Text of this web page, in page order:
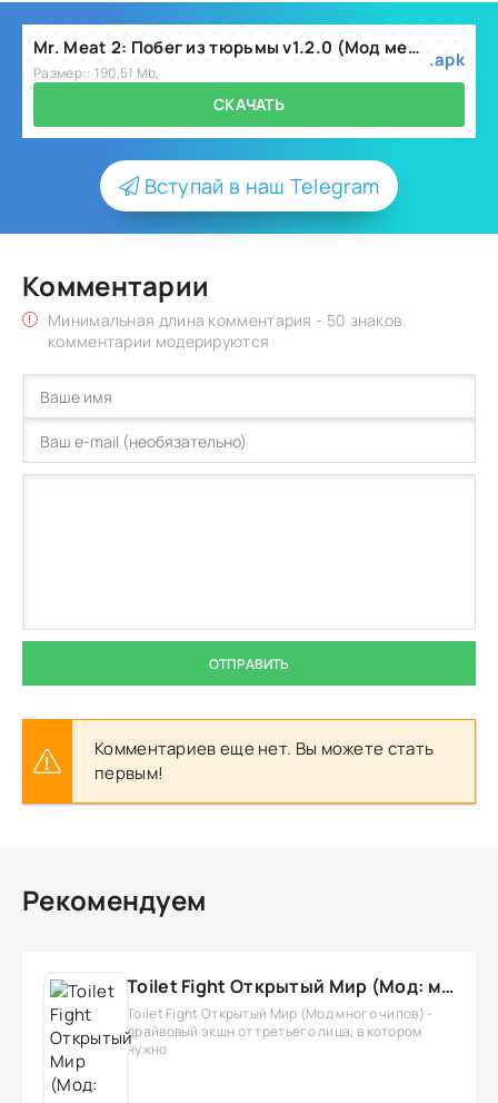
Mr. Meat 2: Побег из тюрьмы v1.2.0 (Мод меню/нет рекламы).apk
Размер:: 190.51 Mb,
.apk
СКАЧАТЬ
Вступай в наш Telegram
Комментарии
Минимальная длина комментария - 50 знаков.
комментарии модерируются
ОТПРАВИТЬ
Комментариев еще нет. Вы можете стать
первым!
Рекомендуем
Toilet Fight Открытый Мир (Мод: много чипов, денег, все открыто, бессмертие, урон, 50+ читов)
Toilet Fight Открытый Мир (Мод много чипов) -
драйвовый экшн от третьего лица, в котором
нужно